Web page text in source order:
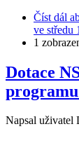
Číst dál
ve středu
1
Dotace
Napsal uživatel